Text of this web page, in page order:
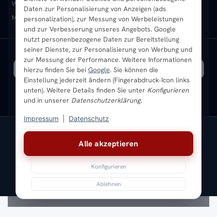
Alle akzeptieren
Konfigurieren
Ablehnen
Daten zur Personalisierung von Anzeigen (ads
personalization), zur Messung von Werbeleistungen
und zur Verbesserung unseres Angebots. Google
nutzt personenbezogene Daten zur Bereitstellung
seiner Dienste, zur Personalisierung von Werbung und
zur Messung der Performance. Weitere Informationen
hierzu finden Sie bei Google. Sie können die
Einstellung jederzeit ändern (Fingerabdruck-Icon links
unten). Weitere Details finden Sie unter Konfigurieren
und in unserer Datenschutzerklärung.
Impressum Datenschutz
Heizkörper-Zubehör
Montageservice vor Ort
Sendung verfolgen
Karriere
Ratgeber
Bestpreisgarantie
Newsletter
Aktuelle Angebote
Wandheizkörper Wohnraum-Heizkörper Badheizkörper Schwarz
Mischbetrieb-HeizkörperHeizkörper-ZubehörAktuelle Angebote
SICHERE ZAHLUNG VERSAND MIT
* Alle Preise inkl. gesetzlicher USt. |Kostenloser Versand
Impressum AGBWiderrufsbelehrung
Versandkosten
BatteriegesetzSitemap